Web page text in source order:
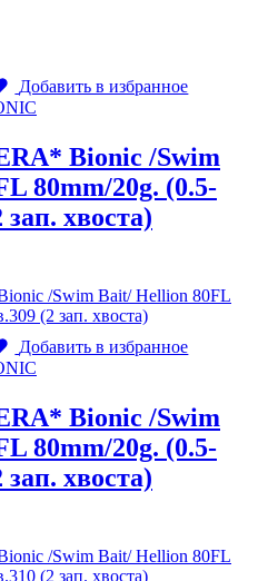
Добавить в избранное
Bionic /Swim
80mm/20g. (0.5-
хвоста)
Добавить в избранное
Bionic /Swim
80mm/20g. (0.5-
хвоста)